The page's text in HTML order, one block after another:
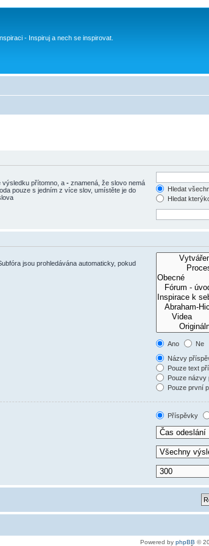
- Inspiruj a nech se inspirovat.
výsledku přítomno, a - znamená, že slovo nemá
pouze s jedním z více slov, umístěte je do
Hledat
Hledat
jsou prohledávána automaticky, pokud
Ano
Ne
Názvy
Pouze text
Pouze názvy
Pouze první
Příspěvky
Powered by phpBB ©